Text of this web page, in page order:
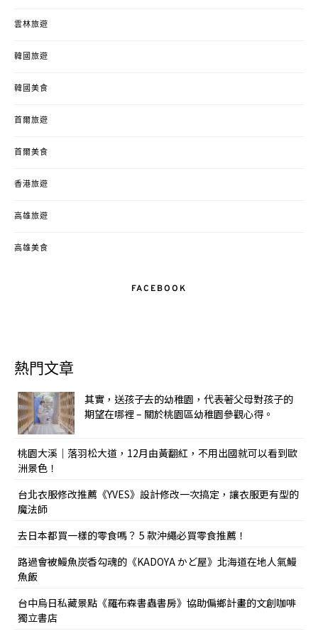
雲林旅遊
韓國旅遊
韓國美食
首爾旅遊
首爾美食
香港旅遊
高雄旅遊
高雄美食
FACEBOOK
熱門文章
其實，送孩子去的幼稚園，代表著父母對孩子的
期望在哪裡 – 關於桃園區幼稚園參觀心得。
桃園大溪｜落羽松大道，12月由黃翻紅，不用出國就可以看到歐
洲景色！
台北衣服修改推薦《YVES》設計修改一次搞定，讓衣服更有型的
魔法師
去日本都買一樣的零食嗎？ 5 款沖繩必買零食推薦！
路過會被鰻魚炭香勾魂的《KADOYA かど屋》北海道在地人氣鰻
魚飯
台中烏日私藏景點《羅布森書蟲書房》協助偏鄉計畫的文創咖啡
獨立書店